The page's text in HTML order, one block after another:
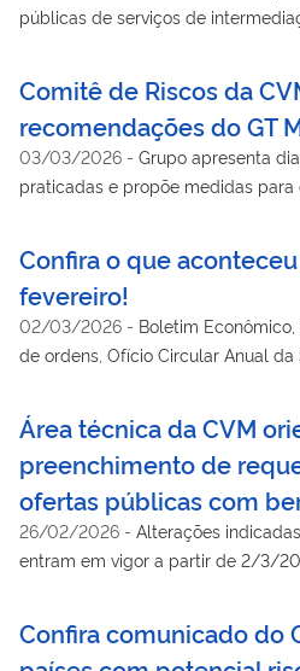
públicas de serviços de
Comitê de Riscos da
recomendações do GT
03/03/2026 - Grupo apresenta
praticadas e propõe medidas
Confira o que aconteceu
fevereiro!
02/03/2026 - Boletim
de ordens, Ofício Circular Anual da
Área técnica da CVM
preenchimento de
ofertas públicas com
26/02/2026 - Alterações
entram em vigor a partir de 2/3/
Confira comunicado do